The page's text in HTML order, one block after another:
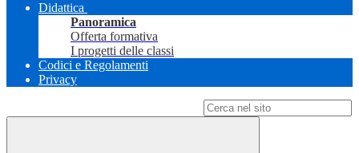
Didattica
Panoramica
Offerta formativa
I progetti delle classi
Codici e Regolamenti
Privacy